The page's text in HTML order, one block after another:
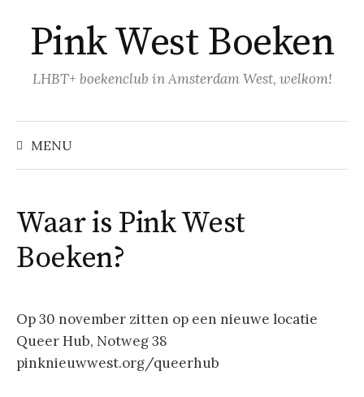
inhoud
springen
Pink West Boeken
LHBT+ boekenclub in Amsterdam West, welkom!
MENU
Zoeken
Waar is Pink West
Boeken?
Op 30 november zitten op een nieuwe locatie
Queer Hub, Notweg 38
pinknieuwwest.org/queerhub